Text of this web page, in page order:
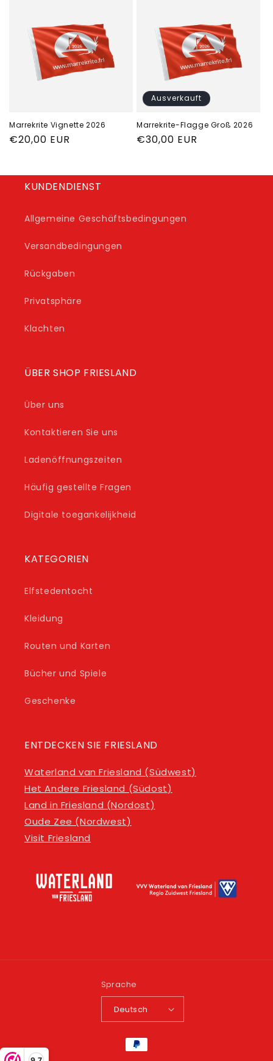
Marrekrite Vignette 2026
Normaler
€20,00 EUR
Ausverkauft
Marrekrite-Flagge Groß 2026
Normaler
€30,00 EUR
KUNDENDIENST
Allgemeine Geschäftsbedingungen
Versandbedingungen
Rückgaben
Privatsphäre
Klachten
ÜBER SHOP FRIESLAND
Über uns
Kontaktieren Sie uns
Ladenöffnungszeiten
Häufig gestellte Fragen
Digitale toegankelijkheid
KATEGORIEN
Elfstedentocht
Kleidung
Routen und Karten
Bücher und Spiele
Geschenke
ENTDECKEN SIE FRIESLAND
Waterland van Friesland (Südwest)
Het Andere Friesland (Südost)
Land in Friesland (Nordost)
Oude Zee (Nordwest)
Visit Friesland
Sprache
Deutsch
Zahlungsmethoden